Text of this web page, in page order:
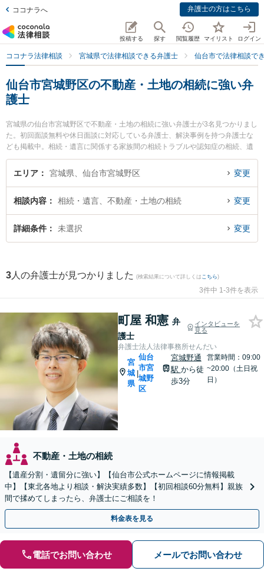
ココナラへ 弁護士の方はこちら
投稿する 探す 閲覧履歴 マイリスト ログイン
ココナラ法律相談 宮城県で法律相談できる弁護士 仙台市で法律相談で
仙台市宮城野区の不動産・土地の相続に強い弁
護士
宮城県の仙台市宮城野区で不動産・土地の相続に強い弁護士が3名見つかりまし
た。初回面談無料や休日面談に対応している弁護士、解決事例を持つ弁護士な
ども掲載中。相続・遺言に関係する家族間の相続トラブルや認知症の相続、遺
産分割等の細かな分野での絞り込み検索もでき便利です。特に弁護士法人法律
事務所せんだいの町屋 和憲弁護士や弁護士法人法律事務所せんだいの田中 航弁
不動産・土地の相続のトラブルを今すぐに弁護士に相談したい』『不動産・土
地の相続のトラブル解決の実績豊富な近くの弁護士を検索したい』『初回相談
無料で不動産・土地の相続を法律相談できる仙台市宮城野区内の弁護士に相談
エリア 宮城県、仙台市宮城野区 変更
相談内容 相続・遺言、不動産・土地の相続 変更
詳細条件 未選択 変更
3 人の弁護士が見つかりました (検索結果について詳しくは こちら)
3件中 1-3件を表示
町屋 和憲 弁
護士
インタビューを
見る
弁護士法人法律事務所せんだい
宮
城
県
|
仙台
市宮
城野
区
宮城野通
駅 から徒
歩3分
営業時間：09:00
~20:00（土日祝
日）
不動産・土地の相続
【遺産分割・遺留分に強い】【仙台市公式ホームページに情報掲載
中】【東北各地より相談・解決実績多数】【初回相談60分無料】親族
間で揉めてしまったら、弁護士にご相談を！
料金表を見る
電話でお問い合わせ メールでお問い合わせ